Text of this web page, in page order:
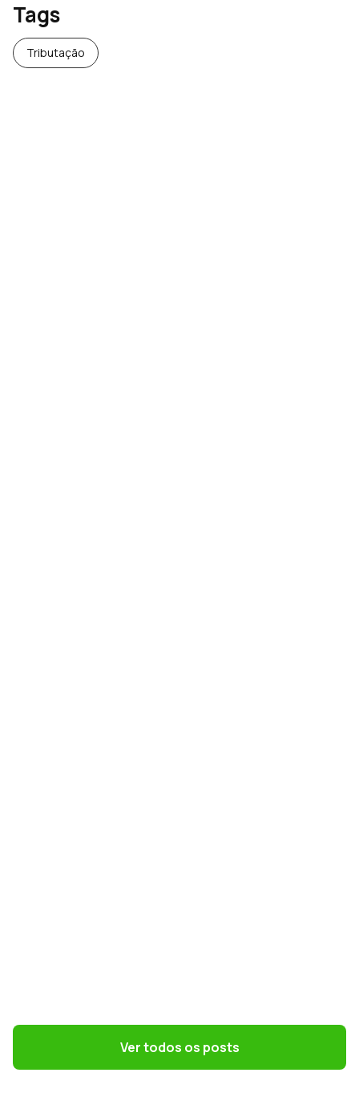
Tags
Tributação
Terceirização: 7 riscos trabalhistas que o
DP precisa evitarVer todos os posts